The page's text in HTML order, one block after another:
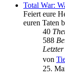
Total War:
Feiert eure
euren Taten
40
588
von
25.